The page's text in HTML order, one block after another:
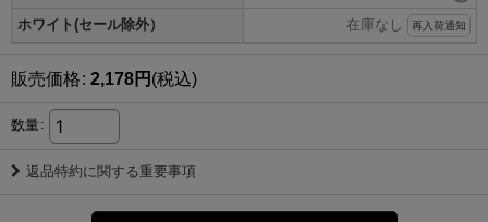
ホワイト(セール除外） 在庫なし 再入荷通知
販売価格: 2,178円 (税込)
数量:
返品特約に関する重要事項